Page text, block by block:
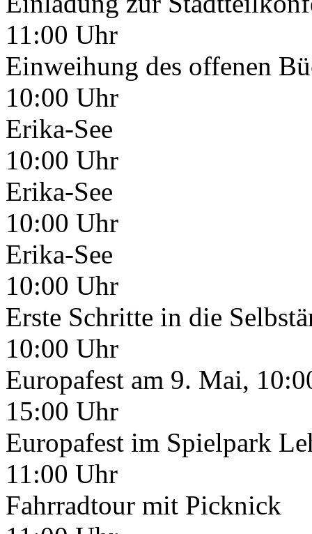
11:00 Uhr
Einweihung des offenen
10:00 Uhr
Erika-See
10:00 Uhr
Erika-See
10:00 Uhr
Erika-See
10:00 Uhr
Erste Schritte in die
10:00 Uhr
Europafest am 9. Mai,
15:00 Uhr
Europafest im Spielpark
11:00 Uhr
Fahrradtour mit Picknick